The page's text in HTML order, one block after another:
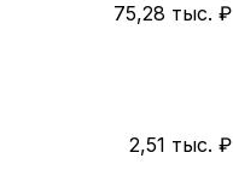
75,28 тыс. ₽
2,51 тыс. ₽